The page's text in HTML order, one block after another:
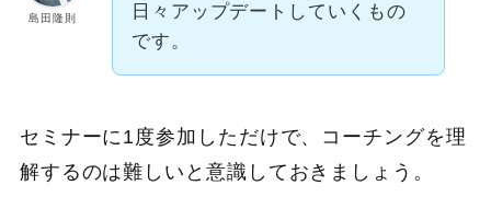
島田隆則
日々アップデートしていくもの
です。
セミナーに1度参加しただけで、コーチングを理
解するのは難しいと意識しておきましょう。